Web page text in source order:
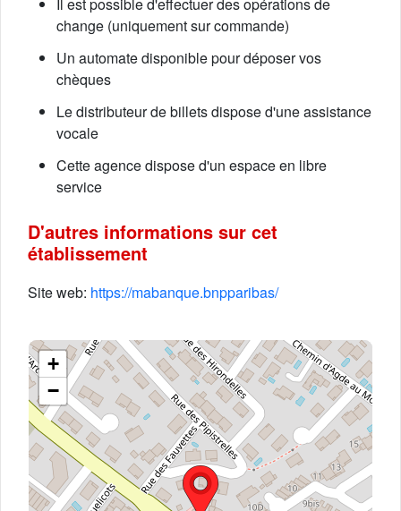
change (uniquement sur commande)
Un automate disponible pour déposer vos
chèques
Le distributeur de billets dispose d'une assistance
vocale
Cette agence dispose d'un espace en libre
service
D'autres informations sur cet
établissement
Site web: https://mabanque.bnpparibas/
+
−